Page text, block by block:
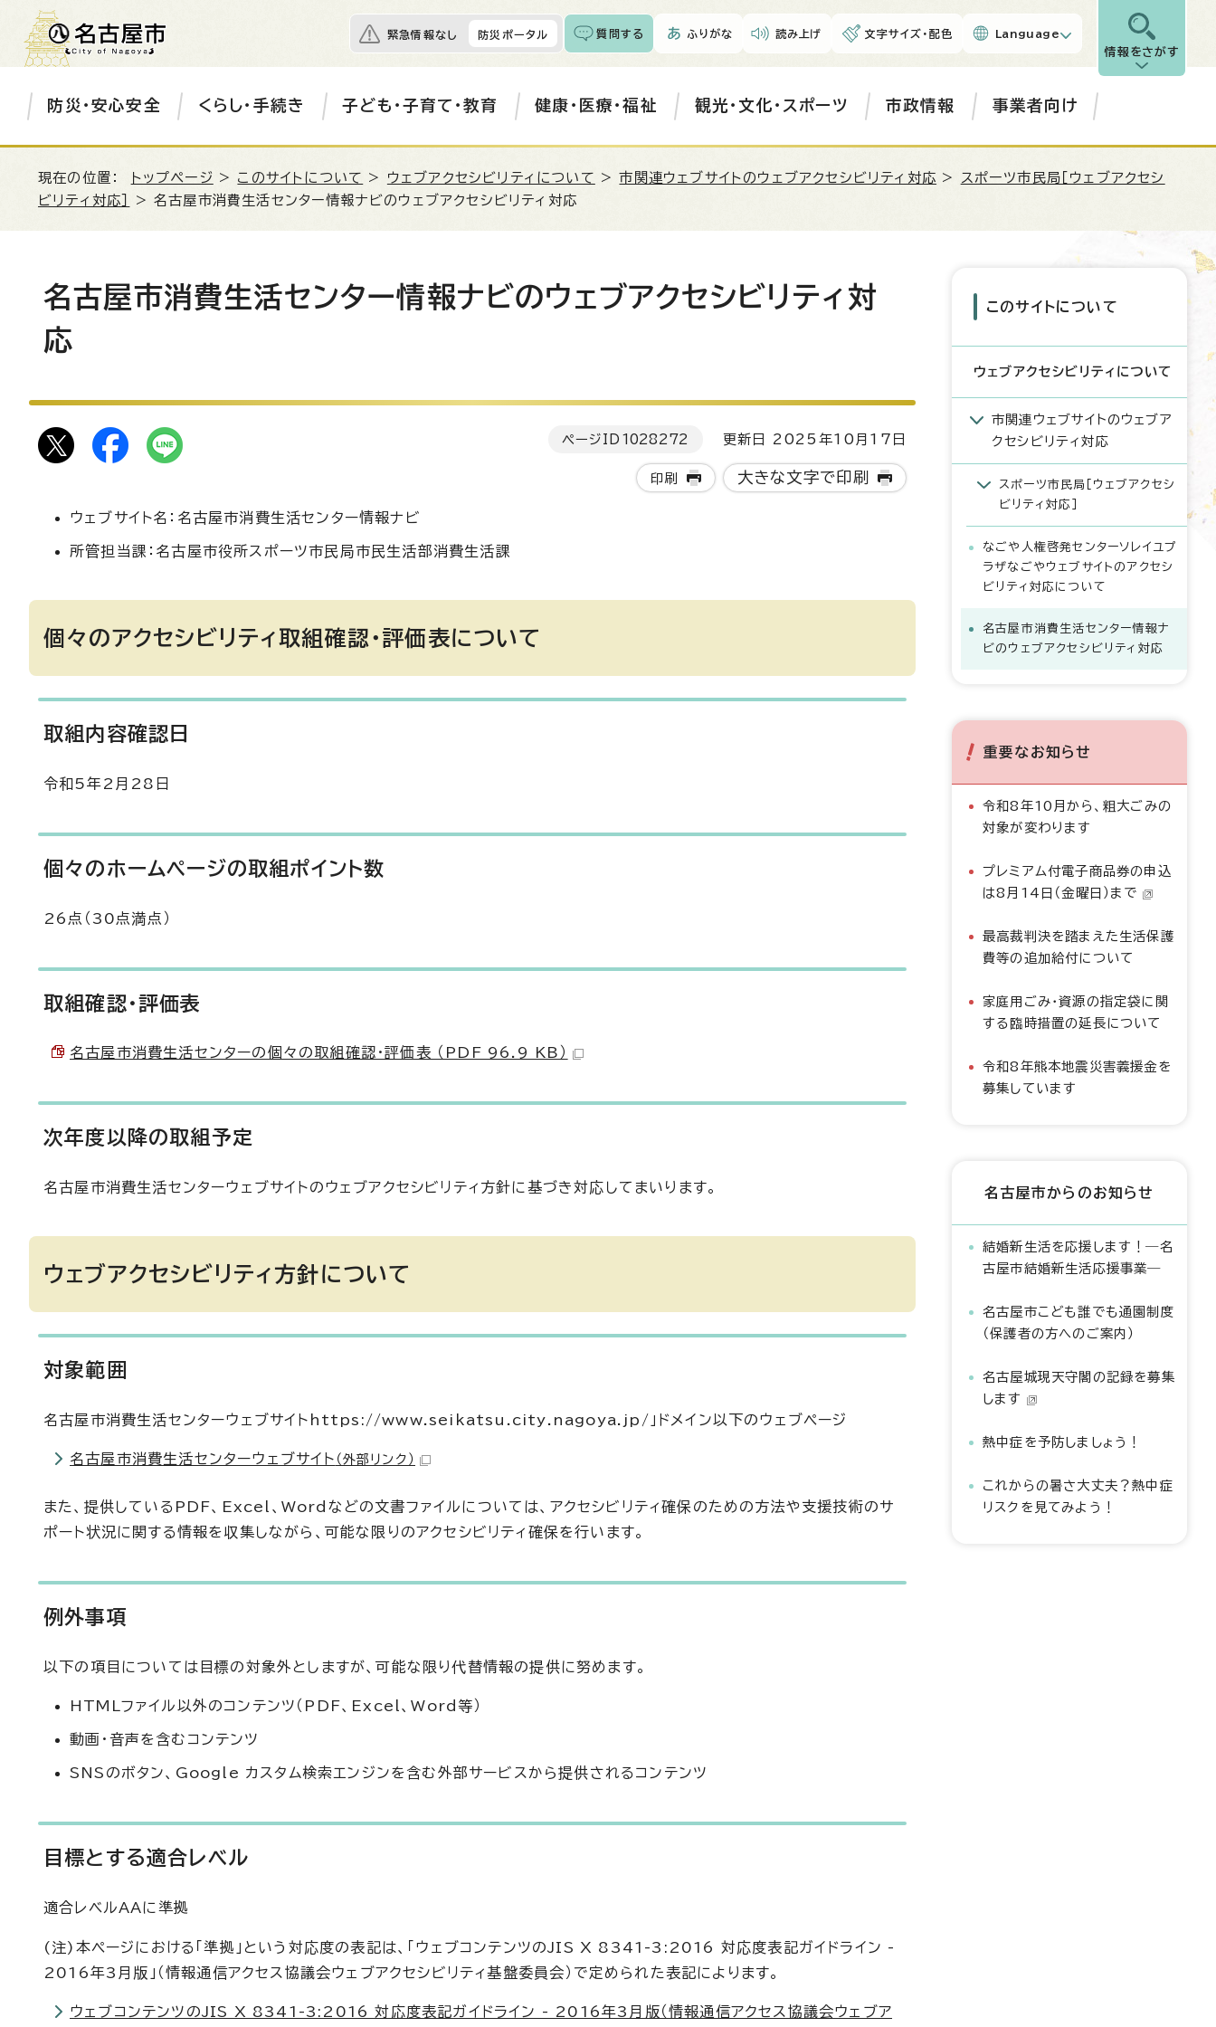
緊急情報なし 防災ポータル 質問する ふりがな 読み上げ 文字サイズ・配色 Language
情報をさがす
防災・安心安全 くらし・手続き 子ども・子育て・教育 健康・医療・福祉 観光・文化・スポーツ 市政情報 事業者向け
現在の位置： トップページ > このサイトについて > ウェブアクセシビリティについて >市関連ウェブサイトのウェブアクセシビリティ対応 > スポーツ市民局［ウェブアクセシ
ビリティ対応］
> 名古屋市消費生活センター情報ナビのウェブアクセシビリティ対応
名古屋市消費生活センター情報ナビのウェブアクセシビリティ対
応
ページID 1028272 更新日 2025年10月17日
印刷 大きな文字で印刷
ウェブサイト名：名古屋市消費生活センター情報ナビ
所管担当課：名古屋市役所スポーツ市民局市民生活部消費生活課
個々のアクセシビリティ取組確認・評価表について
取組内容確認日
令和5年2月28日
個々のホームページの取組ポイント数
26点（30点満点）
取組確認・評価表
名古屋市消費生活センターの個々の取組確認・評価表 （PDF 96.9 KB）
次年度以降の取組予定
名古屋市消費生活センターウェブサイトのウェブアクセシビリティ方針に基づき対応してまいります。
ウェブアクセシビリティ方針について
対象範囲
名古屋市消費生活センターウェブサイトhttps://www.seikatsu.city.nagoya.jp/」ドメイン以下のウェブページ
名古屋市消費生活センターウェブサイト （外部リンク）
また、提供しているPDF、Excel、Wordなどの文書ファイルについては、アクセシビリティ確保のための方法や支援技術のサ
ポート状況に関する情報を収集しながら、可能な限りのアクセシビリティ確保を行います。
例外事項
以下の項目については目標の対象外としますが、可能な限り代替情報の提供に努めます。
HTMLファイル以外のコンテンツ（PDF、Excel、Word等）
動画・音声を含むコンテンツ
SNSのボタン、Google カスタム検索エンジンを含む外部サービスから提供されるコンテンツ
目標とする適合レベル
適合レベルAAに準拠
(注)本ページにおける「準拠」という対応度の表記は、「ウェブコンテンツのJIS X 8341-3:2016 対応度表記ガイドライン -
2016年3月版」（情報通信アクセス協議会ウェブアクセシビリティ基盤委員会）で定められた表記によります。
ウェブコンテンツのJIS X 8341-3:2016 対応度表記ガイドライン - 2016年3月版（情報通信アクセス協議会ウェブア
このサイトについて
ウェブアクセシビリティについて
市関連ウェブサイトのウェブア
クセシビリティ対応
スポーツ市民局［ウェブアクセシ
ビリティ対応］
なごや人権啓発センターソレイユプ
ラザなごやウェブサイトのアクセシ
ビリティ対応について
名古屋市消費生活センター情報ナ
ビのウェブアクセシビリティ対応
重要なお知らせ
令和8年10月から、粗大ごみの
対象が変わります
プレミアム付電子商品券の申込
は8月14日（金曜日）まで
最高裁判決を踏まえた生活保護
費等の追加給付について
家庭用ごみ・資源の指定袋に関
する臨時措置の延長について
令和8年熊本地震災害義援金を
募集しています
名古屋市からのお知らせ
結婚新生活を応援します！―名
古屋市結婚新生活応援事業―
名古屋市こども誰でも通園制度
（保護者の方へのご案内）
名古屋城現天守閣の記録を募集
します
熱中症を予防しましょう！
これからの暑さ大丈夫？熱中症
リスクを見てみよう！